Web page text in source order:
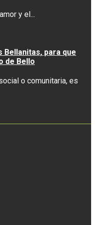
y el...
Bellanitas, para que
de Bello
o comunitaria, es